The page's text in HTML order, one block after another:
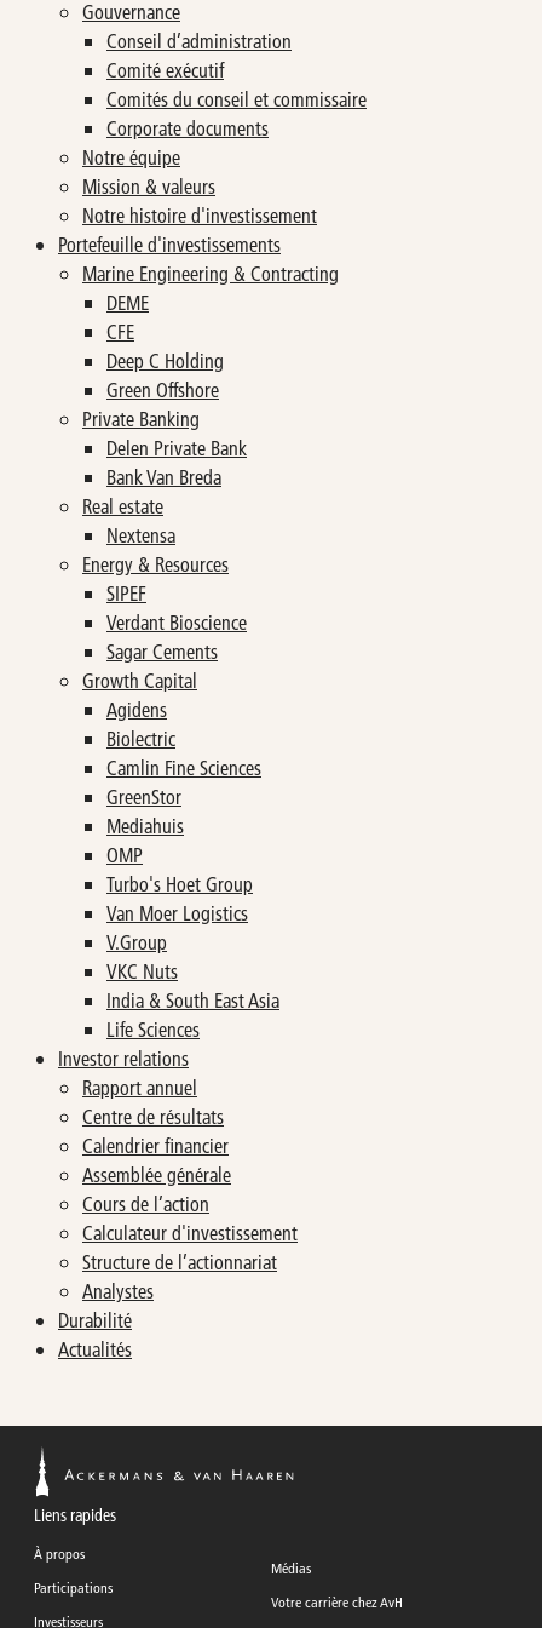
Gouvernance
Conseil d’administration
Comité exécutif
Comités du conseil et commissaire
Corporate documents
Notre équipe
Mission & valeurs
Notre histoire d'investissement
Portefeuille d'investissements
Marine Engineering & Contracting
DEME
CFE
Deep C Holding
Green Offshore
Private Banking
Delen Private Bank
Bank Van Breda
Real estate
Nextensa
Energy & Resources
SIPEF
Verdant Bioscience
Sagar Cements
Growth Capital
Agidens
Biolectric
Camlin Fine Sciences
GreenStor
Mediahuis
OMP
Turbo's Hoet Group
Van Moer Logistics
V.Group
VKC Nuts
India & South East Asia
Life Sciences
Investor relations
Rapport annuel
Centre de résultats
Calendrier financier
Assemblée générale
Cours de l’action
Calculateur d'investissement
Structure de l’actionnariat
Analystes
Durabilité
Actualités
Liens rapides
À propos
Participations
Investisseurs
Médias
Votre carrière chez AvH
Turbo's Hoet Group
Van Moer Logistics
V.Group
VKC Nuts
India & South East Asia
Life Sciences
Calculateur d'investissement
Structure de l’actionnariat
Analystes